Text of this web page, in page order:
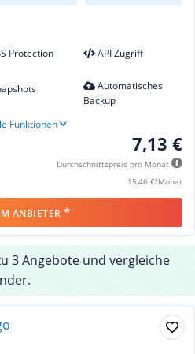
Protection API Zugriff
Automatisches
Backup
Funktionen
7,13 €
Durchschnittspreis pro Monat
15,46 €/Monat
ANBIETER *
3 Angebote und vergleiche